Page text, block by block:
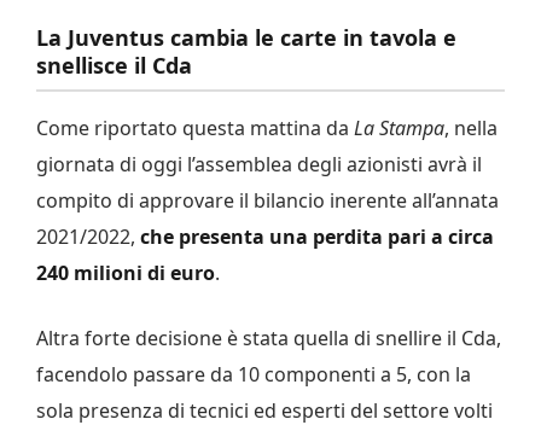
La Juventus cambia le carte in tavola e
snellisce il Cda
Come riportato questa mattina da La Stampa, nella
giornata di oggi l’assemblea degli azionisti avrà il
compito di approvare il bilancio inerente all’annata
2021/2022, che presenta una perdita pari a circa
240 milioni di euro.
Altra forte decisione è stata quella di snellire il Cda,
facendolo passare da 10 componenti a 5, con la
sola presenza di tecnici ed esperti del settore volti